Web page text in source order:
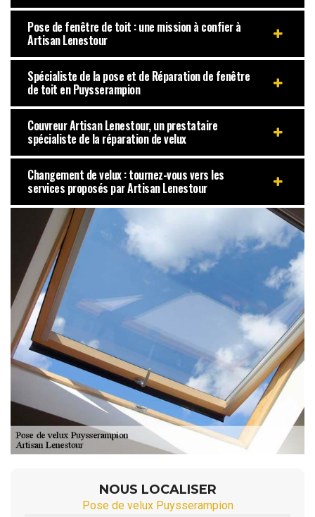
Pose de fenêtre de toit : une mission à confier à
Artisan Lenestour
Spécialiste de la pose et de Réparation de fenêtre
de toit en Puysserampion
Couvreur Artisan Lenestour, un prestataire
spécialiste de la réparation de velux
Changement de velux : tournez-vous vers les
services proposés par Artisan Lenestour
NOUS LOCALISER
Pose de velux Puysserampion